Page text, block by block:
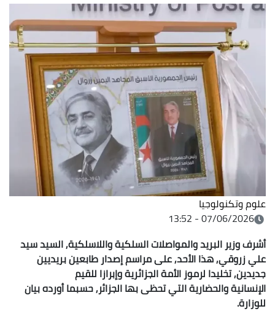
علوم وتكنولوجيا
07/06/2026 - 13:52
أشرف وزير البريد والمواصلات السلكية واللاسلكية, السيد سيد
علي زروقي, هذا الأحد, على مراسم إصدار طابعين بريديين
جديدين, تخليدا لرموز الأمة الجزائرية وإبرازا للقيم
الإنسانية والحضارية التي تحظى بها الجزائر, حسبما أورده بيان
للوزارة.